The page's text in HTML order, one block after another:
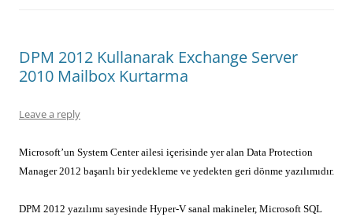
DPM 2012 Kullanarak Exchange Server
2010 Mailbox Kurtarma
Leave a reply
Microsoft’un System Center ailesi içerisinde yer alan Data Protection
Manager 2012 başarılı bir yedekleme ve yedekten geri dönme yazılımıdır.
DPM 2012 yazılımı sayesinde Hyper-V sanal makineler, Microsoft SQL